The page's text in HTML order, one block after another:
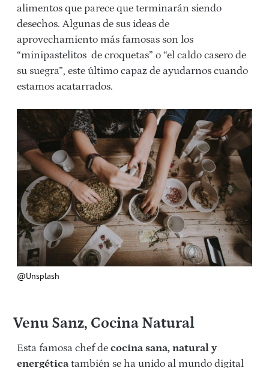
alimentos que parece que terminarán siendo
desechos. Algunas de sus ideas de
aprovechamiento más famosas son los
“minipastelitos de croquetas” o “el caldo casero de
su suegra”, este último capaz de ayudarnos cuando
estamos acatarrados.
@Unsplash
Venu Sanz, Cocina Natural
Esta famosa chef de cocina sana, natural y
energética también se ha unido al mundo digital